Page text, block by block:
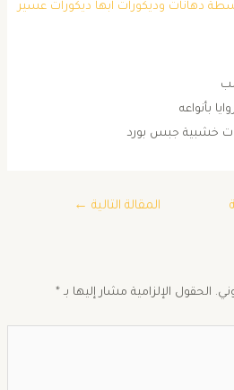
دهانات وديكورات ابها ديكورات عسير
خشبية جبس بورد
المقالة التالية←
الحقول الإلزامية مشار إليها بـ *